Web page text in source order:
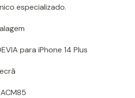
especializado.
para iPhone 14 Plus